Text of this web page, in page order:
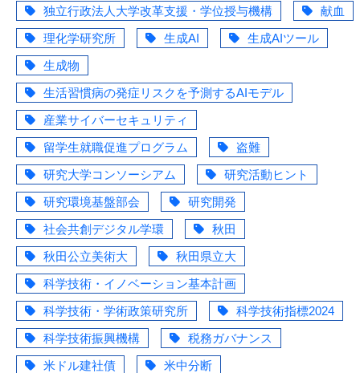
独立行政法人大学改革支援・学位授与機構
献血
理化学研究所
生成AI
生成AIツール
生成物
生活習慣病の発症リスクを予測するAIモデル
産業サイバーセキュリティ
留学生就職促進プログラム
盗難
研究大学コンソーシアム
研究活動ヒント
研究環境基盤部会
研究開発
社会共創デジタル学環
秋田
秋田公立美術大
秋田県立大
科学技術・イノベーション基本計画
科学技術・学術政策研究所
科学技術指標2024
科学技術振興機構
税務ガバナンス
米ドル建社債
米中分断